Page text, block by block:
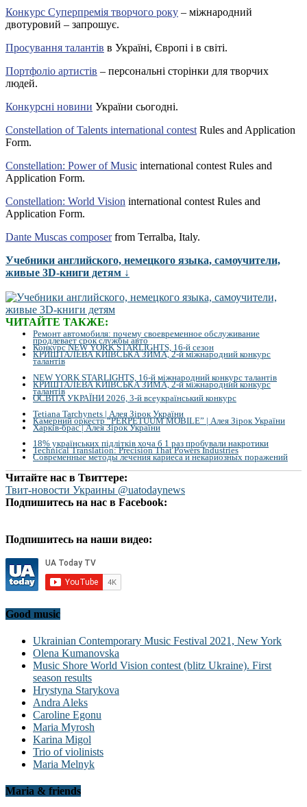
Конкурс Суперпремія творчого року – міжнародний
двотуровий – запрошує.
Просування талантів в Україні, Європі і в світі.
Портфоліо артистів – персональні сторінки для творчих
людей.
Конкурсні новини України сьогодні.
Constellation of Talents international contest Rules and Application
Form.
Constellation: Power of Music international contest Rules and
Application Form.
Constellation: World Vision international contest Rules and
Application Form.
Dante Muscas composerfrom Terralba, Italy.
Учебники английского, немецкого языка, самоучители,
живые 3D-книги детям ↓
ЧИТАЙТЕ ТАКЖЕ:
Ремонт автомобиля: почему своевременное обслуживание
продлевает срок службы авто
Конкурс NEW YORK STARLIGHTS, 16-й сезон
КРИШТАЛЕВА КИЇВСЬКА ЗИМА, 2-й міжнародний конкурс
талантів
NEW YORK STARLIGHTS, 16-й міжнародний конкурс талантів
КРИШТАЛЕВА КИЇВСЬКА ЗИМА, 2-й міжнародний конкурс
талантів
ОСВІТА УКРАЇНИ 2026, 3-й всеукраїнський конкурс
Tetiana Tarchynets | Алея Зірок України
Камерний оркестр “PERPETUUM MOBILE” | Алея Зірок України
Харків-брас | Алея Зірок України
18% українських підлітків хоча б 1 раз пробували накротики
Technical Translation: Precision That Powers Industries
Современные методы лечения кариеса и некариозных поражений
Читайте нас в Твиттере:
Твит-новости Украины @uatodaynews
Подпишитесь на нас в Facebook:
Подпишитесь на наши видео:
Good music
Ukrainian Contemporary Music Festival 2021, New York
Olena Kumanovska
Music Shore World Vision contest (blitz Ukraine). First
season results
Hrystyna Starykova
Andra Aleks
Caroline Egonu
Maria Myrosh
Karina Migol
Trio of violinists
Maria Melnyk
Maria & friends